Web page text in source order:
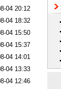
04 20:12
04 18:32
04 15:50
04 15:37
04 14:01
04 13:33
04 12:46